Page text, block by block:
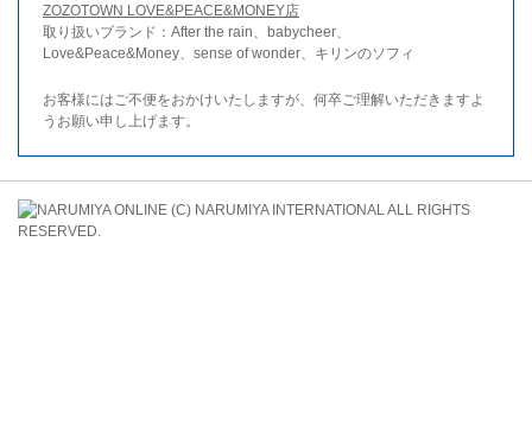
ZOZOTOWN LOVE&PEACE&MONEY店
取り扱いブランド：After the rain、babycheer、
Love&Peace&Money、sense of wonder、キリンのソフィ
お客様にはご不便をおかけいたしますが、何卒ご理解いただきますよ
うお願い申し上げます。